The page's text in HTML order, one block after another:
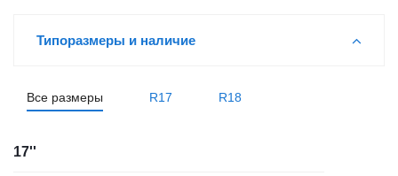
Типоразмеры и наличие
Все размеры R17 R18
17''